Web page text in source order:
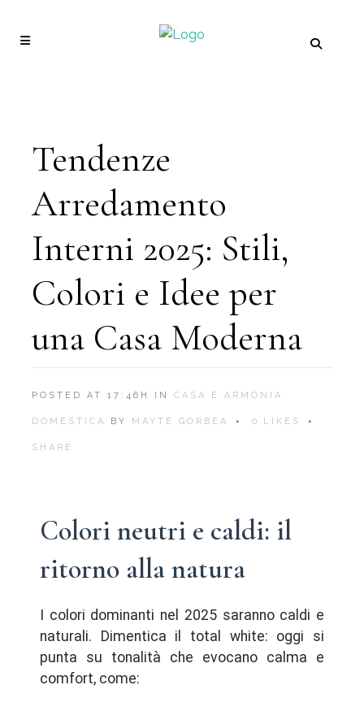
Tendenze
Arredamento
Interni 2025: Stili,
Colori e Idee per
una Casa Moderna
POSTED AT 17:46H IN CASA E ARMONIA
DOMESTICA BY MAYTE GORBEA 0 LIKES
SHARE
Colori neutri e caldi: il
ritorno alla natura
I colori dominanti nel 2025 saranno caldi e
naturali. Dimentica il total white: oggi si
punta su tonalità che evocano calma e
comfort, come: